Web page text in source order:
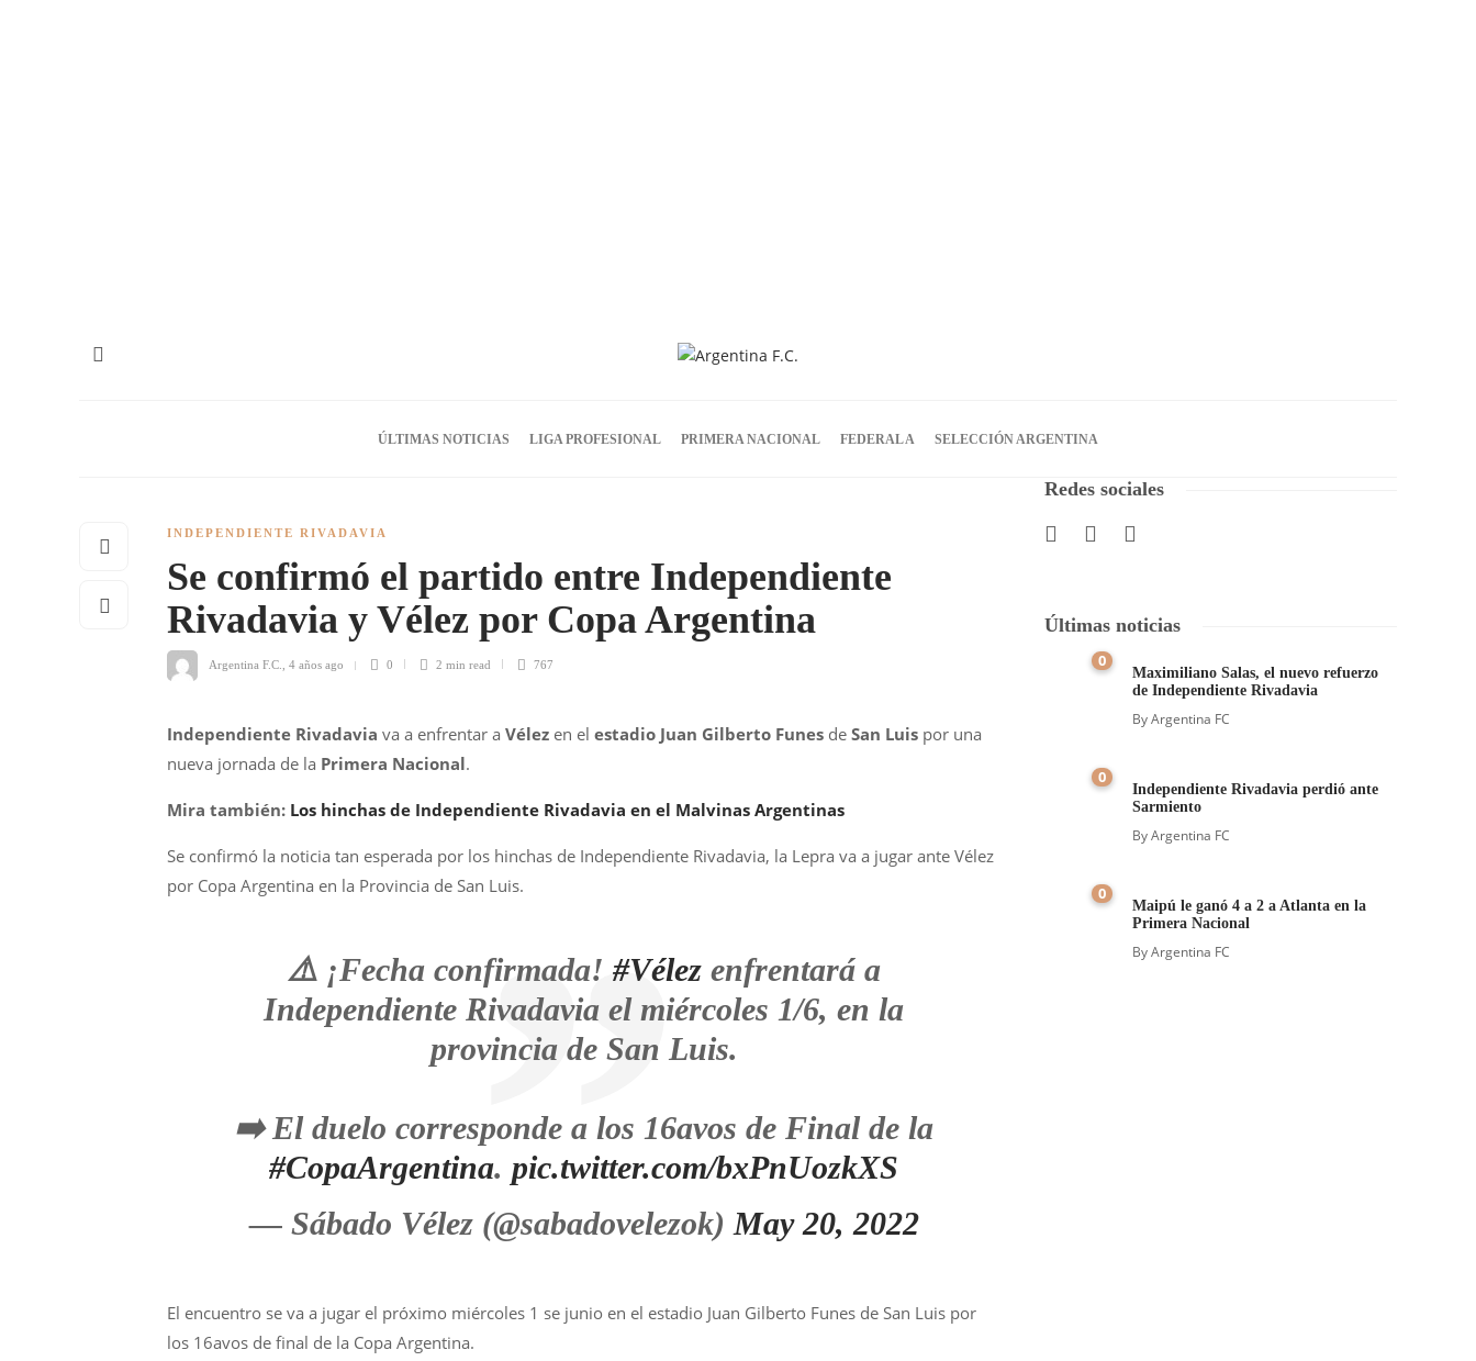
ÚLTIMAS NOTICIAS LIGA PROFESIONAL PRIMERA NACIONAL FEDERAL A SELECCIÓN ARGENTINA
INDEPENDIENTE RIVADAVIA
Se confirmó el partido entre Independiente
Rivadavia y Vélez por Copa Argentina
Argentina F.C. 4 años ago 0 2 min read 767
Independiente Rivadavia va a enfrentar a Vélez en el estadio Juan Gilberto Funes de San Luis por una
nueva jornada de la Primera Nacional.
Mira también: Los hinchas de Independiente Rivadavia en el Malvinas Argentinas
Se confirmó la noticia tan esperada por los hinchas de Independiente Rivadavia, la Lepra va a jugar ante Vélez
por Copa Argentina en la Provincia de San Luis.
⚠️ ¡Fecha confirmada!#Vélez enfrentará a
Independiente Rivadavia el miércoles 1/6, en la
provincia de San Luis.
➡️ El duelo corresponde a los 16avos de Final de la
#CopaArgentina.pic.twitter.com/bxPnUozkXS
— Sábado Vélez (@sabadovelezok) May 20, 2022
El encuentro se va a jugar el próximo miércoles 1 se junio en el estadio Juan Gilberto Funes de San Luis por
los 16avos de final de la Copa Argentina.
Redes sociales
Últimas noticias
0
Maximiliano Salas, el nuevo refuerzo
de Independiente Rivadavia
ByArgentina FC
0
Independiente Rivadavia perdió ante
Sarmiento
ByArgentina FC
0
Maipú le ganó 4 a 2 a Atlanta en la
Primera Nacional
ByArgentina FC